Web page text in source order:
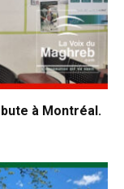
à Montréal.